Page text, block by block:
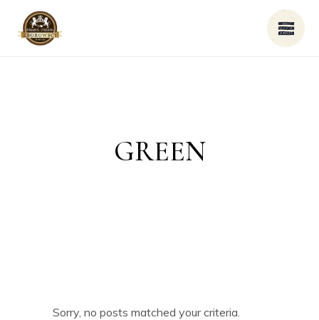
GREEN
Sorry, no posts matched your criteria.